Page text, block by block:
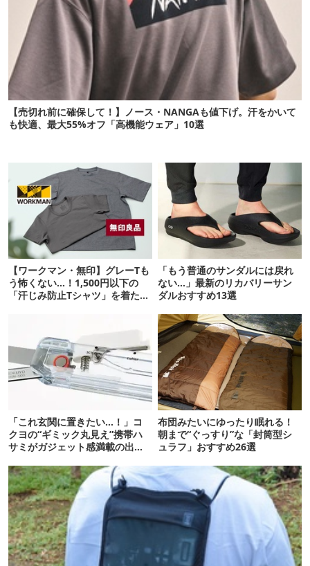
【売切れ前に確保して！】ノース・NANGAも値下げ。汗をかいて
も快適、最大55%オフ「高機能ウェア」10選
【ワークマン・無印】グレーTも
う怖くない…！1,500円以下の
「汗じみ防止Tシャツ」を着たら
「もう普通のサンダルには戻れ
ない…」最新のリカバリーサン
ダルおすすめ13選
「これ玄関に置きたい…！」コ
クヨの“ギミック丸見え”携帯ハ
サミがガジェット感満載の出来
布団みたいにゆったり眠れる！
朝まで“ぐっすり”な「封筒型シ
ュラフ」おすすめ26選